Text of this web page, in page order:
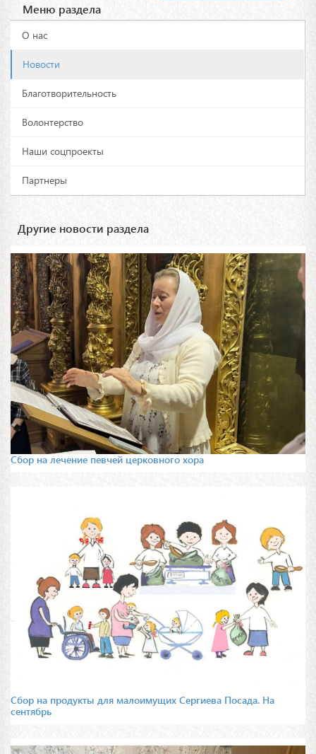
Меню раздела
О нас
Новости
Благотворительность
Волонтерство
Наши соцпроекты
Партнеры
Другие новости раздела
Сбор на лечение певчей церковного хора
Сбор на продукты для малоимущих Сергиева Посада. На
сентябрь